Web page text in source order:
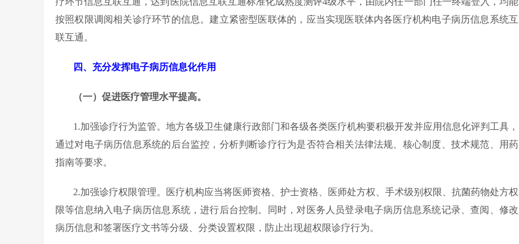
按照权限调阅相关诊疗环节的信息。建立紧密型医联体的，应当实现医联体内各医疗机构电子病历信息系统互
联互通。
四、充分发挥电子病历信息化作用
（一）促进医疗管理水平提高。
1.加强诊疗行为监管。地方各级卫生健康行政部门和各级各类医疗机构要积极开发并应用信息化评判工具，
通过对电子病历信息系统的后台监控，分析判断诊疗行为是否符合相关法律法规、核心制度、技术规范、用药
指南等要求。
2.加强诊疗权限管理。医疗机构应当将医师资格、护士资格、医师处方权、手术级别权限、抗菌药物处方权
限等信息纳入电子病历信息系统，进行后台控制。同时，对医务人员登录电子病历信息系统记录、查阅、修改
病历信息和签署医疗文书等分级、分类设置权限，防止出现超权限诊疗行为。